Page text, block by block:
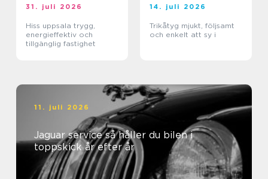
31. juli 2026
Hiss uppsala trygg,
energieffektiv och
tillgänglig fastighet
14. juli 2026
Trikåtyg mjukt, följsamt
och enkelt att sy i
11. juli 2026
Jaguar service så håller du bilen i
toppskick år efter år